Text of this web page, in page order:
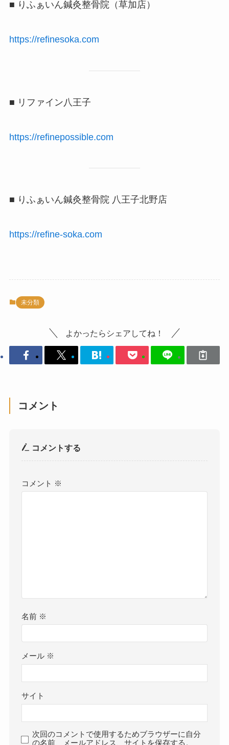
■ りふぁいん鍼灸整骨院（草加店）
https://refinesoka.com
■ リファイン八王子
https://refinepossible.com
■ りふぁいん鍼灸整骨院 八王子北野店
https://refine-soka.com
未分類
よかったらシェアしてね！
コメント
コメントする
コメント ※
名前 ※
メール ※
サイト
次回のコメントで使用するためブラウザーに自分
の名前、メールアドレス、サイトを保存する。